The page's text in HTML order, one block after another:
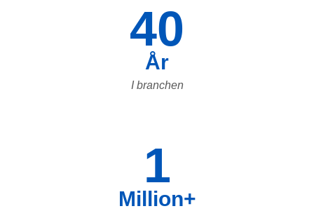
40
År
I branchen
1
Million+